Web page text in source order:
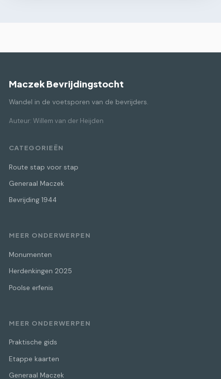
Maczek Bevrijdingstocht
Wandel in de voetsporen van de bevrijders.
Auteur: Willem van der Heijden
CATEGORIEËN
Route stap voor stap
Generaal Maczek
Bevrijding 1944
MEER ONDERWERPEN
Monumenten
Herdenkingen 2025
Poolse erfenis
MEER ONDERWERPEN
Praktische gids
Etappe kaarten
Generaal Maczek